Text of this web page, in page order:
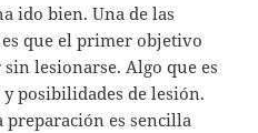
ido bien. Una de las
que el primer objetivo
lesionarse. Algo que es
posibilidades de lesión.
es sencilla